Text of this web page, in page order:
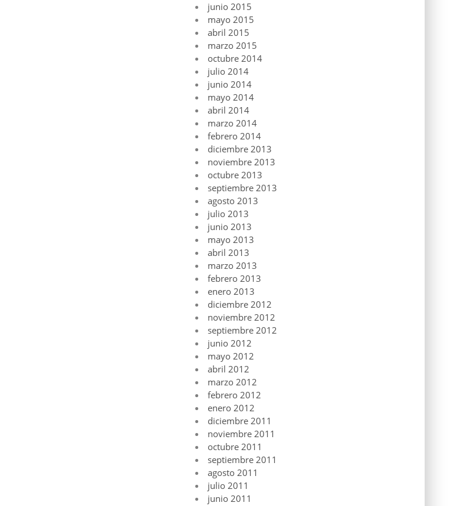
junio 2015
mayo 2015
abril 2015
marzo 2015
octubre 2014
julio 2014
junio 2014
mayo 2014
abril 2014
marzo 2014
febrero 2014
diciembre 2013
noviembre 2013
octubre 2013
septiembre 2013
agosto 2013
julio 2013
junio 2013
mayo 2013
abril 2013
marzo 2013
febrero 2013
enero 2013
diciembre 2012
noviembre 2012
septiembre 2012
junio 2012
mayo 2012
abril 2012
marzo 2012
febrero 2012
enero 2012
diciembre 2011
noviembre 2011
octubre 2011
septiembre 2011
agosto 2011
julio 2011
junio 2011